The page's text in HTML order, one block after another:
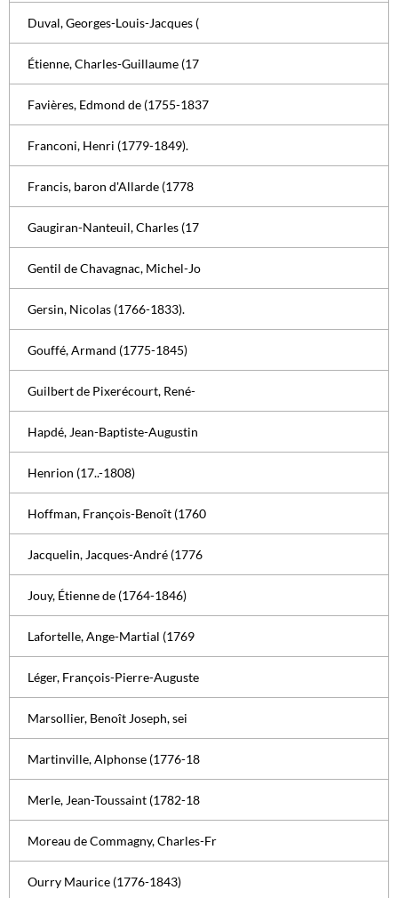
Duval, Georges-Louis-Jacques (
Étienne, Charles-Guillaume (17
Favières, Edmond de (1755-1837
Franconi, Henri (1779-1849).
Francis, baron d'Allarde (1778
Gaugiran-Nanteuil, Charles (17
Gentil de Chavagnac, Michel-Jo
Gersin, Nicolas (1766-1833).
Gouffé, Armand (1775-1845)
Guilbert de Pixerécourt, René-
Hapdé, Jean-Baptiste-Augustin
Henrion (17..-1808)
Hoffman, François-Benoît (1760
Jacquelin, Jacques-André (1776
Jouy, Étienne de (1764-1846)
Lafortelle, Ange-Martial (1769
Léger, François-Pierre-Auguste
Marsollier, Benoît Joseph, sei
Martinville, Alphonse (1776-18
Merle, Jean-Toussaint (1782-18
Moreau de Commagny, Charles-Fr
Ourry Maurice (1776-1843)